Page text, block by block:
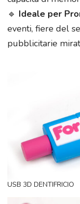
🔹 Ideale per
eventi, fiere del
pubblicitarie
USB 3D DENTIFRICIO